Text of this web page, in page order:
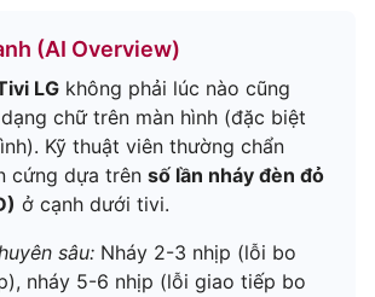
(AI Overview)
LG không phải lúc nào cũng
chữ trên màn hình (đặc biệt
Kỹ thuật viên thường chẩn
cứng dựa trên số lần nháy đèn đỏ
ở cạnh dưới tivi.
sâu: Nháy 2-3 nhịp (lỗi bo
nháy 5-6 nhịp (lỗi giao tiếp bo